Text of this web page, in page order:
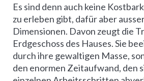
Es sind denn auch keine
zu erleben gibt, dafür aber
Dimensionen. Davon zeugt die
Erdgeschoss des Hauses. Sie
durch ihre gewaltigen Masse,
den enormen Zeitaufwand, den